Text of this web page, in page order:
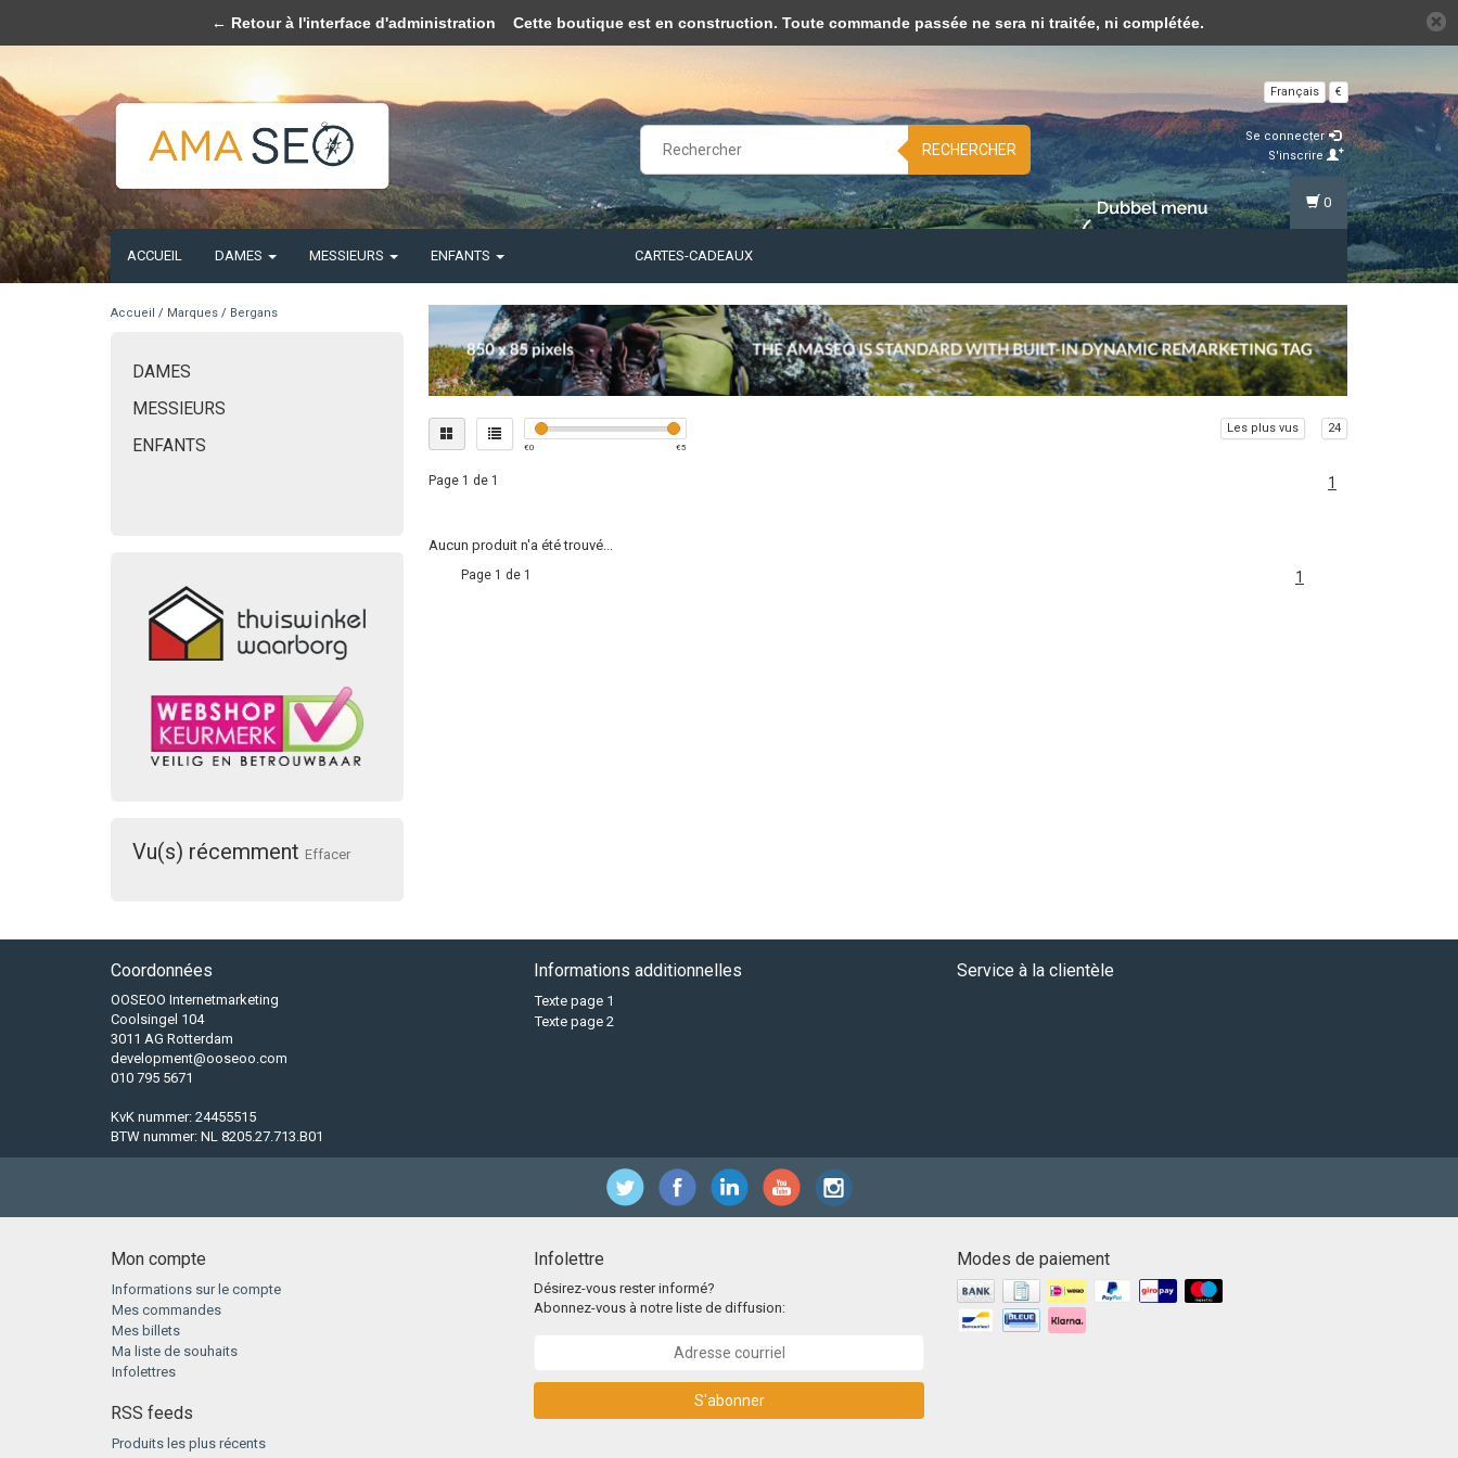
RECHERCHER
Français €
Se connecter
S'inscrire
ACCUEIL DAMES MESSIEURS ENFANTS CARTES-CADEAUX
0
Accueil / Marques / Bergans
DAMES
MESSIEURS
ENFANTS
Vu(s) récemment Effacer
€0 €5
Les plus vus 24
Page 1 de 1 1
Aucun produit n'a été trouvé...
Page 1 de 1 1
Coordonnées
OOSEOO Internetmarketing
Coolsingel 104
3011 AG Rotterdam
development@ooseoo.com
010 795 5671
KvK nummer: 24455515
BTW nummer: NL 8205.27.713.B01
Informations additionnelles
Texte page 1
Texte page 2
Service à la clientèle
Mon compte
Informations sur le compte
Mes commandes
Mes billets
Ma liste de souhaits
Infolettres
RSS feeds
Produits les plus récents
Infolettre
Désirez-vous rester informé?
Abonnez-vous à notre liste de diffusion:
S'abonner
Modes de paiement
Veuillez accepter les cookies afin de rendre ce site plus fonctionnel. D'accord? Oui Non En savoir plus sur les témoins (cookies) »
← Retour à l'interface d'administration Cette boutique est en construction. Toute commande passée ne sera ni traitée, ni complétée.